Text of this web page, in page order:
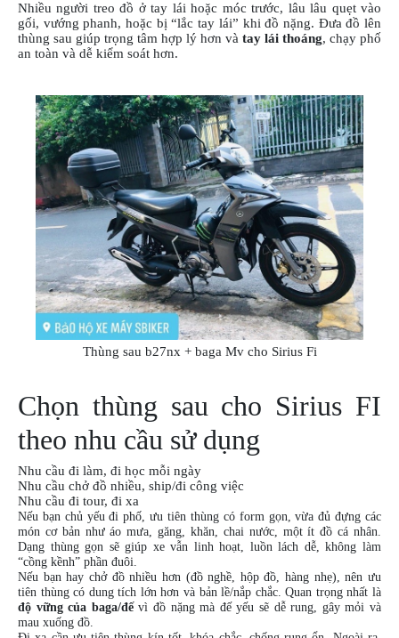
MBIKER
HCM
MỚI
BLOG
PHƯỢT
LIÊN
HỆ
HƯỚNG
DẪN
MUA
HÀNG
Nhiều người treo đồ ở tay lái hoặc móc trước, lâu lâu quẹt vào
gối, vướng phanh, hoặc bị “lắc tay lái” khi đồ nặng. Đưa đồ lên
thùng sau giúp trọng tâm hợp lý hơn và tay lái thoáng, chạy phố
an toàn và dễ kiểm soát hơn.
Thùng sau b27nx + baga Mv cho Sirius Fi
Chọn thùng sau cho Sirius FI
theo nhu cầu sử dụng
Nhu cầu đi làm, đi học mỗi ngày
Nhu cầu chở đồ nhiều, ship/đi công việc
Nhu cầu đi tour, đi xa
Nếu bạn chủ yếu đi phố, ưu tiên thùng có form gọn, vừa đủ đựng các
món cơ bản như áo mưa, găng, khăn, chai nước, một ít đồ cá nhân.
Dạng thùng gọn sẽ giúp xe vẫn linh hoạt, luồn lách dễ, không làm
“cồng kềnh” phần đuôi.
Nếu bạn hay chở đồ nhiều hơn (đồ nghề, hộp đồ, hàng nhẹ), nên ưu
tiên thùng có dung tích lớn hơn và bản lề/nắp chắc. Quan trọng nhất là
độ vững của baga/đếvì đồ nặng mà đế yếu sẽ dễ rung, gây mỏi và
mau xuống đồ.